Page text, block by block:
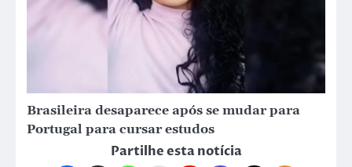
Brasileira desaparece após se mudar para
Portugal para cursar estudos
Partilhe esta notícia